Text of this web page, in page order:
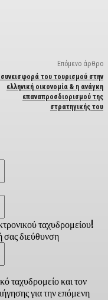
Επόμενο άρθρο
του τουρισμού στην
ελληνική οικονομία & η ανάγκη
επαναπροσδιορισμού της
στρατηγικής του
ταχυδρομείου!
σας διεύθυνση
ταχυδρομείο και τον
για την επόμενη